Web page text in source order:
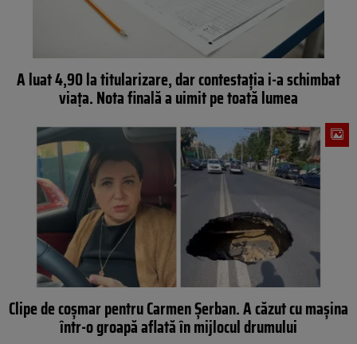
A luat 4,90 la titularizare, dar contestația i-a schimbat
viața. Nota finală a uimit pe toată lumea
Clipe de coșmar pentru Carmen Șerban. A căzut cu mașina
într-o groapă aflată în mijlocul drumului